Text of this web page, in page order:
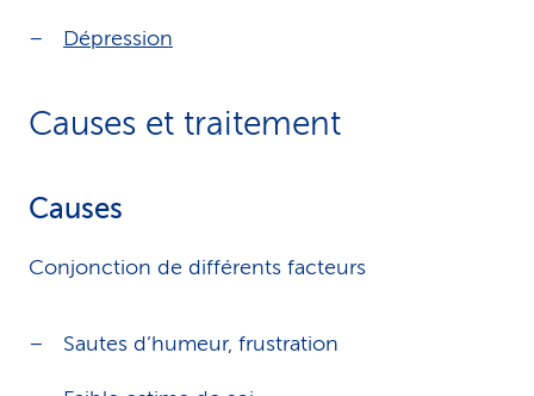
Dépression
Causes et traitement
Causes
Conjonction de différents facteurs
Sautes d’humeur, frustration